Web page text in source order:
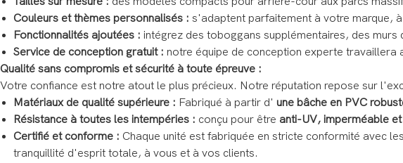
Couleurs et thèmes personnalisés : s'adaptent parfaitement à votre marque,
Fonctionnalités ajoutées : intégrez des toboggans supplémentaires, des
Service de conception gratuit : notre équipe de conception experte travaillera
Qualité sans compromis et sécurité à toute épreuve :
Votre confiance est notre atout le plus précieux. Notre réputation repose sur
Matériaux de qualité supérieure : Fabriqué à partir d' une bâche en PVC
Résistance à toutes les intempéries : conçu pour être anti-UV, imperméable
Certifié et conforme : Chaque unité est fabriquée en stricte conformité avec les
tranquillité d'esprit totale, à vous et à vos clients.